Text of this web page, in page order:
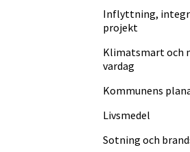
Inflyttning,
projekt
Klimatsmart och
vardag
Kommunens
Livsmedel
Sotning och